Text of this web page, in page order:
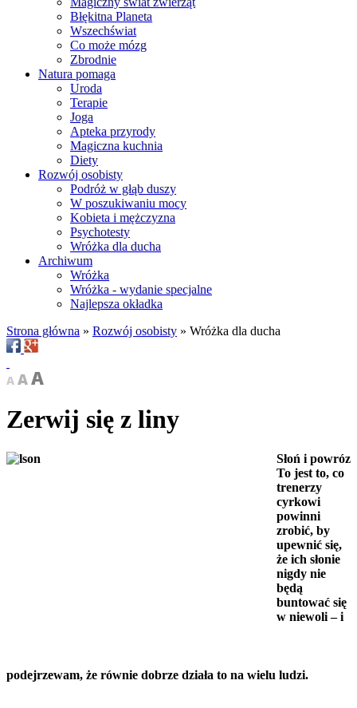
Błękitna Planeta
Wszechświat
Co może mózg
Zbrodnie
Natura pomaga
Uroda
Terapie
Joga
Apteka przyrody
Magiczna kuchnia
Diety
Rozwój osobisty
Podróż w głąb duszy
W poszukiwaniu mocy
Kobieta i mężczyzna
Psychotesty
Wróżka dla ducha
Archiwum
Wróżka
Wróżka - wydanie specjalne
Najlepsza okładka
Strona główna » Rozwój osobisty » Wróżka dla ducha
Zerwij się z liny
Słoń i powróz
To jest to, co
trenerzy
cyrkowi
powinni
zrobić, by
upewnić się,
że ich słonie
nigdy nie
będą
buntować się
w niewoli – i
podejrzewam, że równie dobrze działa to na wielu ludzi.